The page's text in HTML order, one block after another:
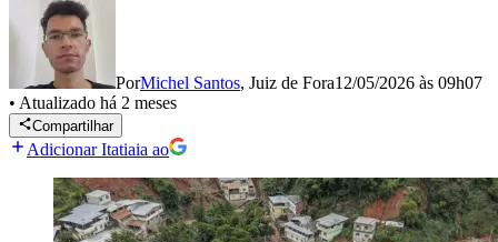
PorMichel Santos, Juiz de Fora12/05/2026 às 09h07
• Atualizado há 2 meses
Compartilhar
Adicionar Itatiaia ao